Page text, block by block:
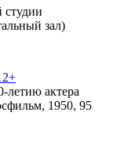
студии
зал)
летию актера
1950, 95